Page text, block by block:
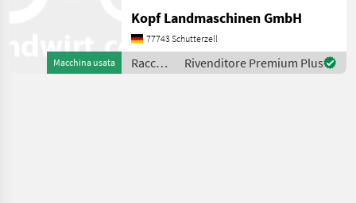
Macchina usata
Betriebsstunden, 1280
Trommelstunden, 881 eff.
Stunden, Beleuchtung LED
klappbare Vorsa
Kopf Landmaschinen GmbH
77743 Schutterzell
Raccolto
agricolo
Rivenditore Premium Plus